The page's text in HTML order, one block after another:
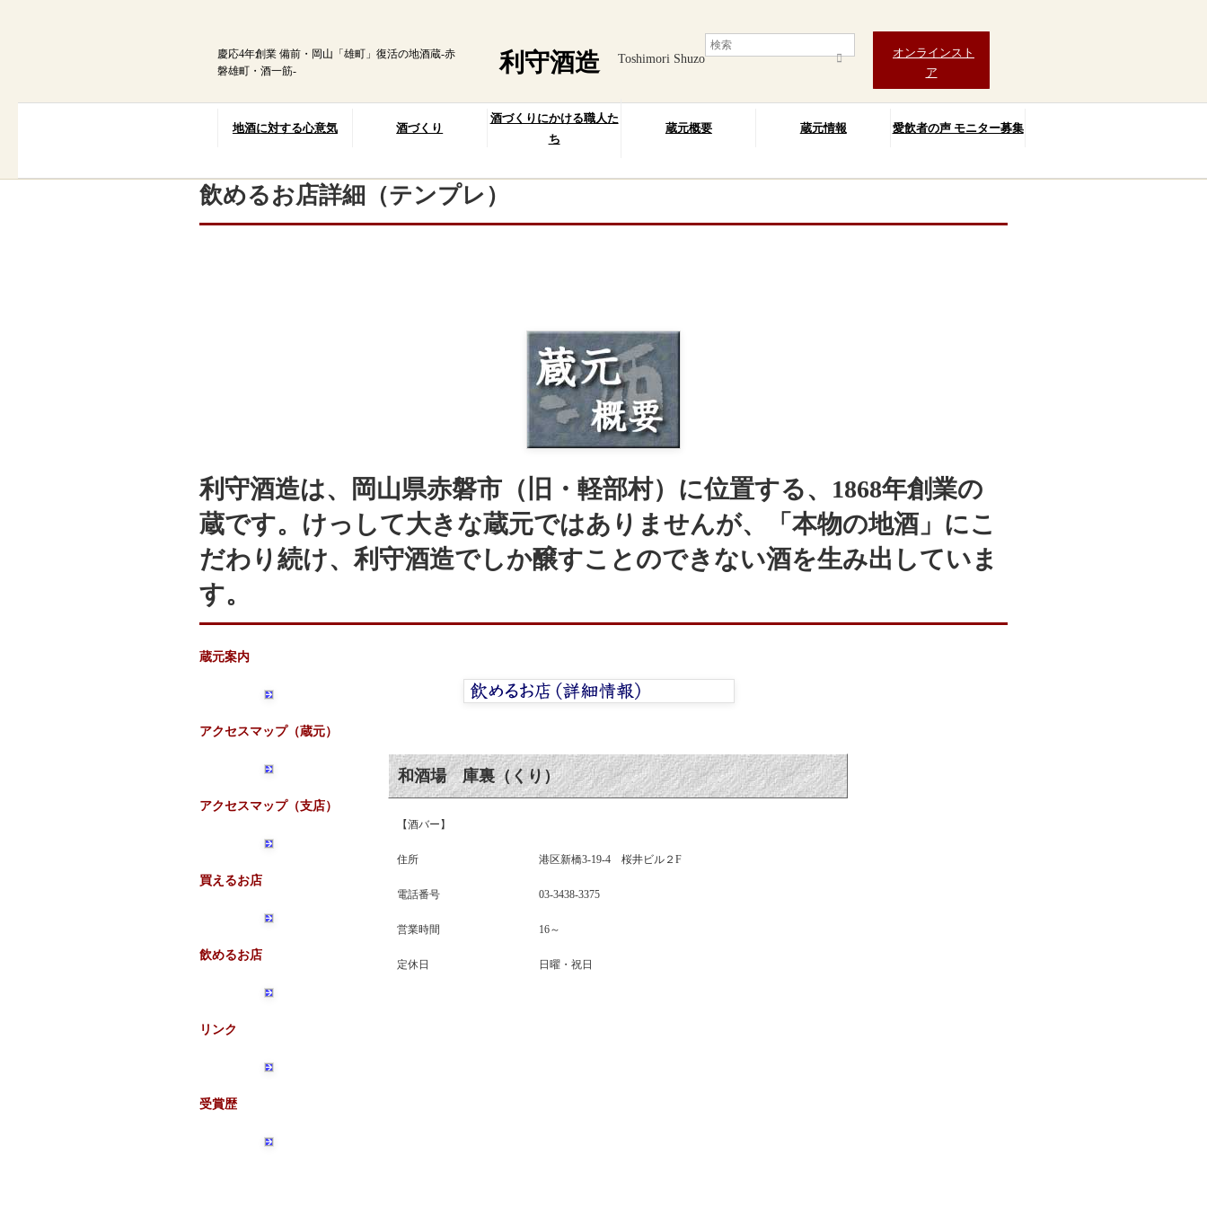
オンラインスト
ア
慶応4年創業 備前・岡山「雄町」復活の地酒蔵-赤
磐雄町・酒一筋-
利守酒造 Toshimori Shuzo
地酒に対する心意気 酒づくり
酒づくりにかける職人た
ち
蔵元概要 蔵元情報 愛飲者の声 モニター募集
飲めるお店詳細（テンプレ）
利守酒造は、岡山県赤磐市（旧・軽部村）に位置する、1868年創業の
蔵です。けっして大きな蔵元ではありませんが、「本物の地酒」にこ
だわり続け、利守酒造でしか醸すことのできない酒を生み出していま
す。
和酒場 庫裏（くり）
【酒バー】
住所 港区新橋3-19-4 桜井ビル２F
電話番号 03-3438-3375
営業時間 16～
定休日 日曜・祝日
蔵元案内
アクセスマップ（蔵元）
アクセスマップ（支店）
買えるお店
飲めるお店
リンク
受賞歴